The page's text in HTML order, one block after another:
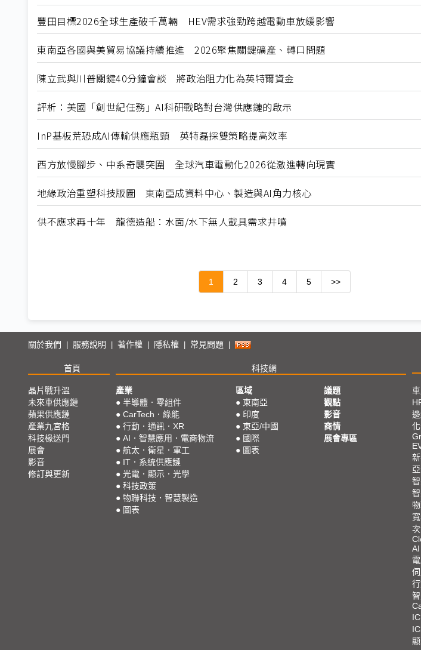
豐田目標2026全球生產破千萬輛 HEV需求強勁跨越電動車放緩影響
東南亞各國與美貿易協議持續推進 2026聚焦關鍵礦產、轉口問題
陳立武與川普關鍵40分鐘會談 將政治阻力化為英特爾資金
評析：美國「創世紀任務」AI科研戰略對台灣供應鏈的啟示
InP基板荒恐成AI傳輸供應瓶頸 英特磊採雙策略提高效率
西方放慢腳步、中系奇襲突圍 全球汽車電動化2026從激進轉向現實
地緣政治重塑科技版圖 東南亞成資料中心、製造與AI角力核心
供不應求再十年 龍德造船：水面/水下無人載具需求井噴
1 2 3 4 5 >>
關於我們 | 服務說明 | 著作權 | 隱私權 | 常見問題 |
首頁 科技網
晶片戰升溫
未來車供應鏈
蘋果供應鏈
產業九宮格
科技椽送門
展會
影音
修訂與更新
產業
● 半導體．零組件
● CarTech．綠能
● 行動．通訊．XR
● AI．智慧應用．電商物流
● 航太．衛星．軍工
● IT．系統供應鏈
● 光電．顯示．光學
● 科技政策
● 物聯科技．智慧製造
● 圖表
區域
● 東南亞
● 印度
● 東亞/中國
● 國際
● 圖表
議題
觀點
影音
商情
展會專區